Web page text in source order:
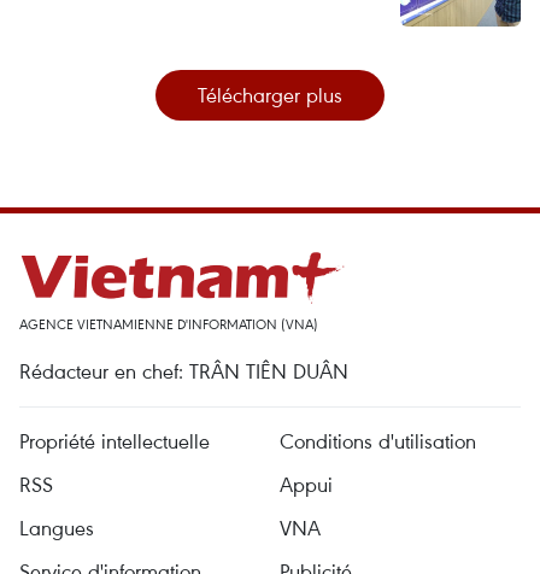
Télécharger plus
AGENCE VIETNAMIENNE D'INFORMATION (VNA)
Rédacteur en chef: TRÂN TIÊN DUÂN
Propriété intellectuelle
Conditions d'utilisation
RSS
Appui
Langues
VNA